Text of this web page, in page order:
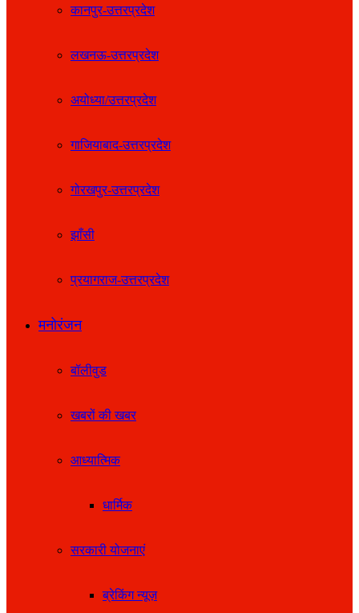
कानपुर-उत्तरप्रदेश
लखनऊ-उत्तरप्रदेश
अयोध्या/उत्तरप्रदेश
गाजियाबाद-उत्तरप्रदेश
गोरखपुर-उत्तरप्रदेश
झाँसी
प्रयागराज-उत्तरप्रदेश
मनोरंजन
बॉलीवुड
खबरों की खबर
आध्यात्मिक
धार्मिक
सरकारी योजनाएं
ब्रेकिंग न्यूज़